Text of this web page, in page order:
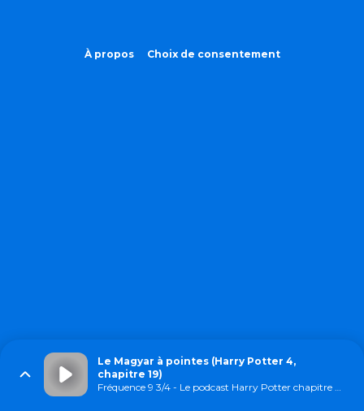
À propos Choix de consentement
Le Magyar à pointes (Harry Potter 4,
chapitre 19)
Fréquence 9 3/4 - Le podcast Harry Potter chapitre par chapitre